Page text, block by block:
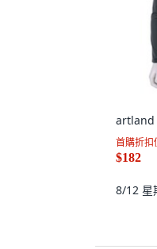
artland
首購折扣
$182
8/12 星